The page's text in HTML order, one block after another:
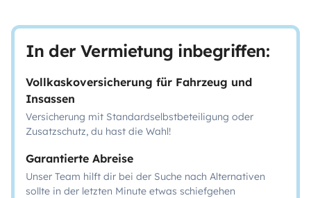
In der Vermietung inbegriffen:
Vollkaskoversicherung für Fahrzeug und
Insassen
Versicherung mit Standardselbstbeteiligung oder
Zusatzschutz, du hast die Wahl!
Garantierte Abreise
Unser Team hilft dir bei der Suche nach Alternativen
sollte in der letzten Minute etwas schiefgehen